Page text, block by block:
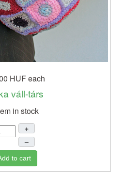
HUFeach
váll-társ
in stock
+
–
to cart